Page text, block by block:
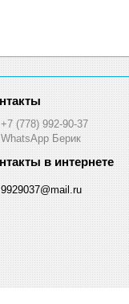
+7 (778) 992-90-37
WhatsApp Берик
9929037@mail.ru